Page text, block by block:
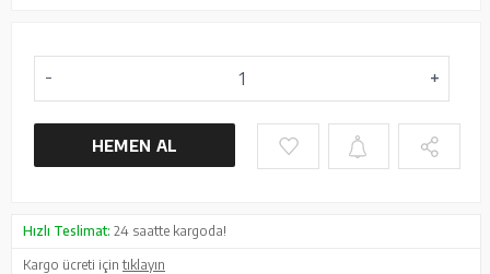
HEMEN AL
Hızlı Teslimat: 24 saatte kargoda!
Kargo ücreti içintıklayın